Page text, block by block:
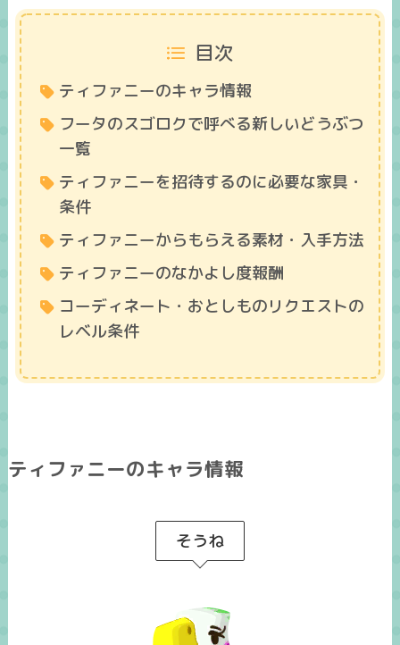
目次
ティファニーのキャラ情報
フータのスゴロクで呼べる新しいどうぶつ
一覧
ティファニーを招待するのに必要な家具・
条件
ティファニーからもらえる素材・入手方法
ティファニーのなかよし度報酬
コーディネート・おとしものリクエストの
レベル条件
ティファニーのキャラ情報
そうね